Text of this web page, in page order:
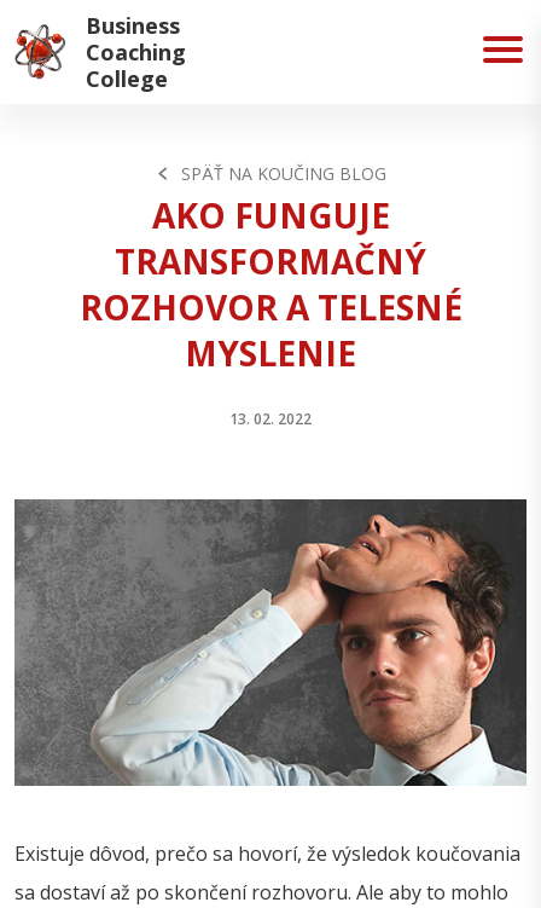
Business
Coaching
College
SPÄŤ NA KOUČING BLOG
AKO FUNGUJE
TRANSFORMAČNÝ
ROZHOVOR A TELESNÉ
MYSLENIE
13. 02. 2022
Existuje dôvod, prečo sa hovorí, že výsledok koučovania
sa dostaví až po skončení rozhovoru. Ale aby to mohlo